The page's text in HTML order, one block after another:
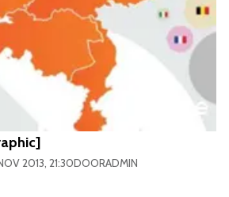
2013, 21:30DOORADMIN